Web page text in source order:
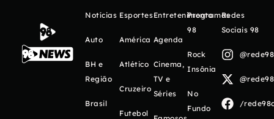
Notícias
Auto
BH e
Região
Brasil
Esportes
América
Atlético
Cruzeiro
Futebol
Entretenimento
Agenda
Cinema,
TV e
Séries
Programas
98
Rock
Insônia
No
Fundo
Redes
Sociais 98
/